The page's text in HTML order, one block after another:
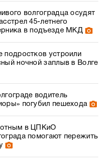
волгоградца осудят
45-летнего
в подъезде МКД
подростков устроили
ночной заплыв в Волге
водитель
погубил пешехода
в ЦПКиО
помогают пережить